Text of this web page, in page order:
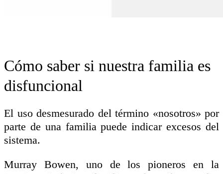
Cómo saber si nuestra familia es
disfuncional
El uso desmesurado del término «nosotros» por
parte de una familia puede indicar excesos del
sistema.
Murray Bowen, uno de los pioneros en la